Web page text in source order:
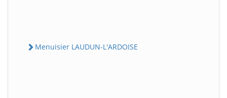
Menuisier LAUDUN-L'ARDOISE